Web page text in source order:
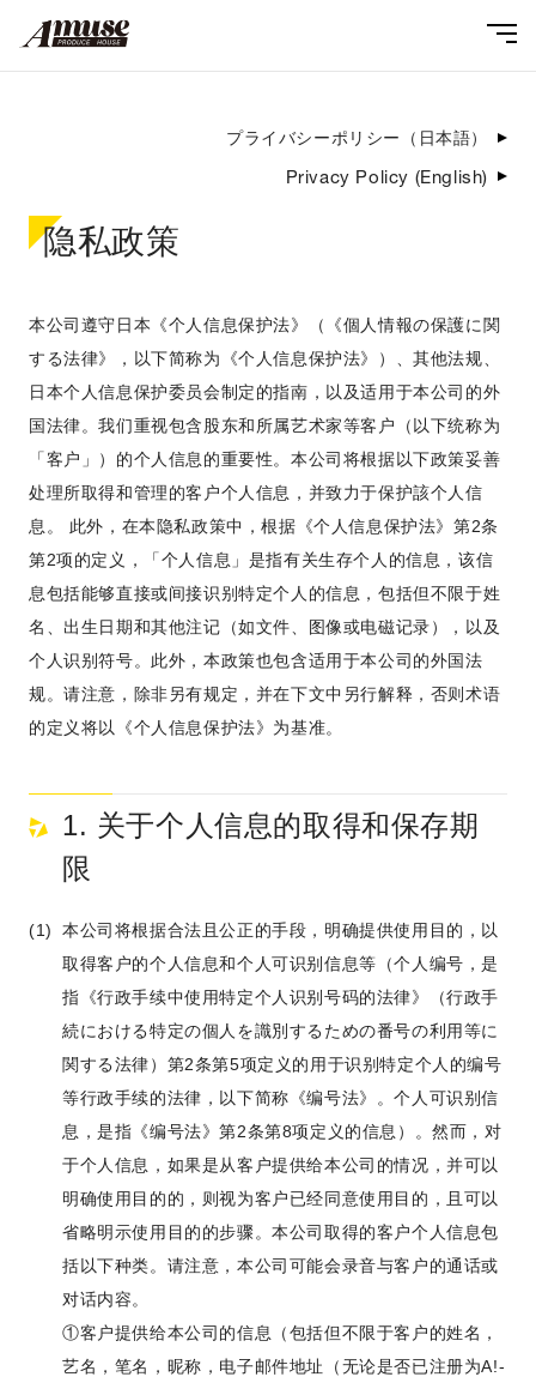
CONTACT (JP)
Individual Customer
Corporate Customer
JAPANESE
プライバシーポリシー（日本語）
Privacy Policy (English)
隐私政策
本公司遵守日本《个人信息保护法》（《個人情報の保護に関
する法律》，以下简称为《个人信息保护法》）、其他法规、
日本个人信息保护委员会制定的指南，以及适用于本公司的外
国法律。我们重视包含股东和所属艺术家等客户（以下统称为
「客户」）的个人信息的重要性。本公司将根据以下政策妥善
处理所取得和管理的客户个人信息，并致力于保护該个人信
息。 此外，在本隐私政策中，根据《个人信息保护法》第2条
第2项的定义，「个人信息」是指有关生存个人的信息，该信
息包括能够直接或间接识别特定个人的信息，包括但不限于姓
名、出生日期和其他注记（如文件、图像或电磁记录），以及
个人识别符号。此外，本政策也包含适用于本公司的外国法
规。请注意，除非另有规定，并在下文中另行解释，否则术语
的定义将以《个人信息保护法》为基准。
1. 关于个人信息的取得和保存期
限
本公司将根据合法且公正的手段，明确提供使用目的，以
取得客户的个人信息和个人可识别信息等（个人编号，是
指《行政手续中使用特定个人识别号码的法律》（行政手
続における特定の個人を識別するための番号の利用等に
関する法律）第2条第5项定义的用于识别特定个人的编号
等行政手续的法律，以下简称《编号法》。个人可识别信
息，是指《编号法》第2条第8项定义的信息）。然而，对
于个人信息，如果是从客户提供给本公司的情况，并可以
明确使用目的的，则视为客户已经同意使用目的，且可以
省略明示使用目的的步骤。本公司取得的客户个人信息包
括以下种类。请注意，本公司可能会录音与客户的通话或
对话内容。
①客户提供给本公司的信息（包括但不限于客户的姓名，
艺名，笔名，昵称，电子邮件地址（无论是否已注册为A!-